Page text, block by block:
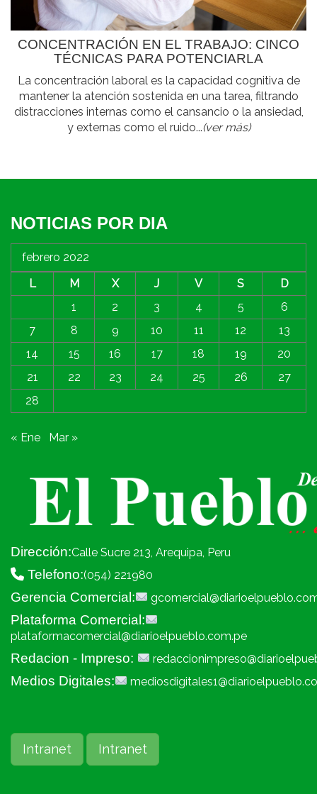
CONCENTRACIÓN EN EL TRABAJO: CINCO
TÉCNICAS PARA POTENCIARLA
La concentración laboral es la capacidad cognitiva de
mantener la atención sostenida en una tarea, filtrando
distracciones internas como el cansancio o la ansiedad,
y externas como el ruido...(ver más)
NOTICIAS POR DIA
febrero 2022
L
M X J V S
D
1
2 3 4 5
6
7
8 9 10 11 12
13
14
15 16 17 18 19
20
21
22 23 24 25 26
27
28
« Ene Mar »
Dirección:Calle Sucre 213, Arequipa, Peru
Telefono:(054) 221980
Gerencia Comercial:
Plataforma Comercial:
plataformacomercial@diarioelpueblo.com.pe
Redacion - Impreso:
Medios Digitales:
Intranet Intranet